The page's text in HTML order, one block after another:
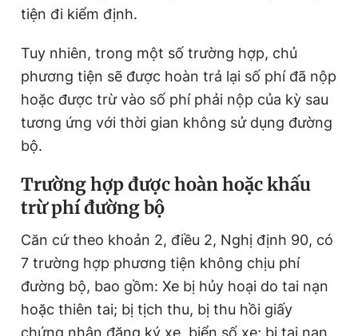
tiện đi kiểm định.
Tuy nhiên, trong một số trường hợp, chủ
phương tiện sẽ được hoàn trả lại số phí đã nộp
hoặc được trừ vào số phí phải nộp của kỳ sau
tương ứng với thời gian không sử dụng đường
bộ.
Trường hợp được hoàn hoặc khấu
trừ phí đường bộ
Căn cứ theo khoản 2, điều 2, Nghị định 90, có
7 trường hợp phương tiện không chịu phí
đường bộ, bao gồm: Xe bị hủy hoại do tai nạn
hoặc thiên tai; bị tịch thu, bị thu hồi giấy
chứng nhận đăng ký xe, biển số xe; bị tai nạn